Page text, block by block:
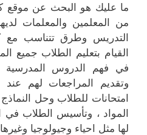
ما عليك هو البحث عن موقع
من المعلمين والمعلمات
التدريس وطرق تتناسب
القيام بتعليم الطلاب جميع
في فهم الدروس المدرسية
وتقديم المراجعات لهم عند
امتحانات للطلاب وحل
المواد ، وتأسيس الطلاب في
لها مثل احياء وجيولوجيا